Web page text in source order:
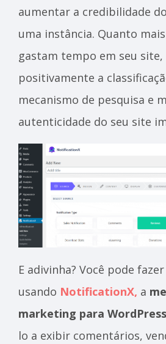
aumentar a credibilidade
uma instância. Quanto
gastam tempo em seu
positivamente a
mecanismo de pesquisa e
autenticidade do seu site
E adivinha? Você pode
usando NotificationX, a
marketing para WordPress
lo a exibir comentários,